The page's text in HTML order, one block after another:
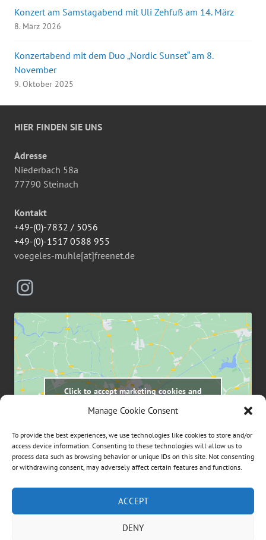
Manage Cookie Consent
To provide the best experiences, we use technologies like cookies to store and/or
access device information. Consenting to these technologies will allow us to
process data such as browsing behavior or unique IDs on this site. Not consenting
or withdrawing consent, may adversely affect certain features and functions.
ACCEPT
DENY
Konzert am Samstagabend mit Uli Zehfuß am 14. März
8. März 2026
Konzertabend mit dem Duo „Nordic Sunset“ am 8.
November
9. Oktober 2025
HIER FINDEN SIE UNS
Adresse
Niederbach 58a
77790 Steinach
Kontakt
+49-(0)-7832 / 5056
+49-(0)-1517 0588 955
voegeles-muhle[at]freenet.de
Instagram
Click to accept marketing cookies and
Suchen